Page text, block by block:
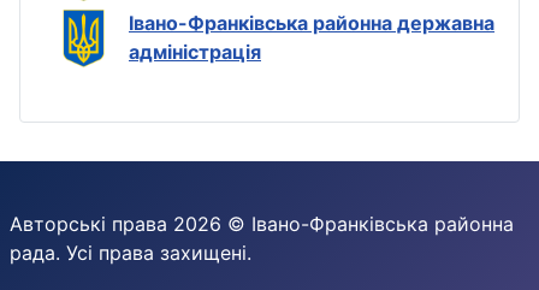
Івано-Франківська районна державна
адміністрація
Авторські права 2026 © Івано-Франківська районна
рада. Усі права захищені.